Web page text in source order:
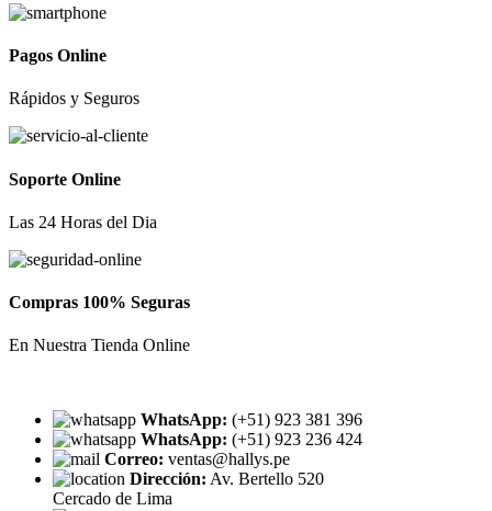
Pagos Online
Rápidos y Seguros
Soporte Online
Las 24 Horas del Dia
Compras 100% Seguras
En Nuestra Tienda Online
WhatsApp: (+51) 923 381 396
WhatsApp: (+51) 923 236 424
Correo: ventas@hallys.pe
Dirección: Av. Bertello 520
Cercado de Lima